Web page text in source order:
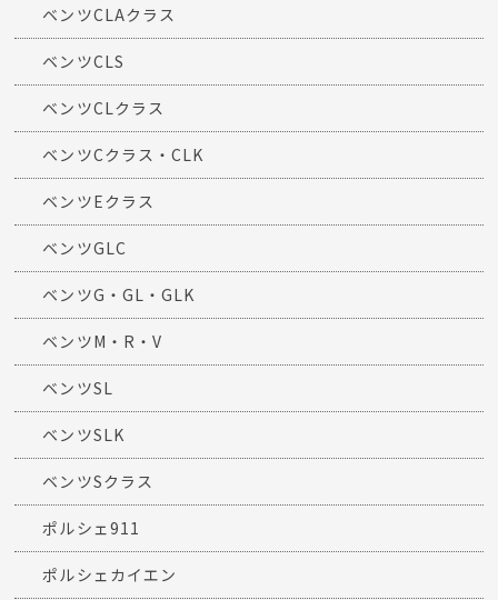
ベンツCLAクラス
ベンツCLS
ベンツCLクラス
ベンツCクラス・CLK
ベンツEクラス
ベンツGLC
ベンツG・GL・GLK
ベンツM・R・V
ベンツSL
ベンツSLK
ベンツSクラス
ポルシェ911
ポルシェカイエン